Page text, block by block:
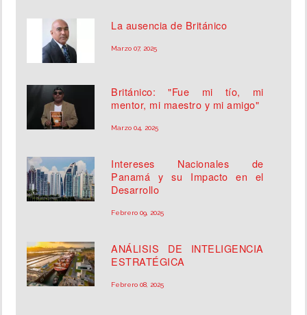
La ausencia de Británico
Marzo 07, 2025
Británico: "Fue mi tío, mi
mentor, mi maestro y mi amigo"
Marzo 04, 2025
Intereses Nacionales de
Panamá y su Impacto en el
Desarrollo
Febrero 09, 2025
ANÁLISIS DE INTELIGENCIA
ESTRATÉGICA
Febrero 08, 2025